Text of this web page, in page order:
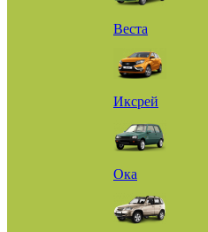
Веста
Иксрей
Ока